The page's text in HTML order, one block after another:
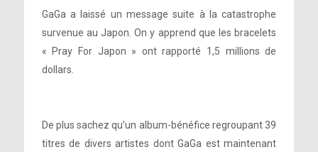
GaGa a laissé un message suite à la catastrophe
survenue au Japon. On y apprend que les bracelets
« Pray For Japon » ont rapporté 1,5 millions de
dollars.
De plus sachez qu’un album-bénéfice regroupant 39
titres de divers artistes dont GaGa est maintenant